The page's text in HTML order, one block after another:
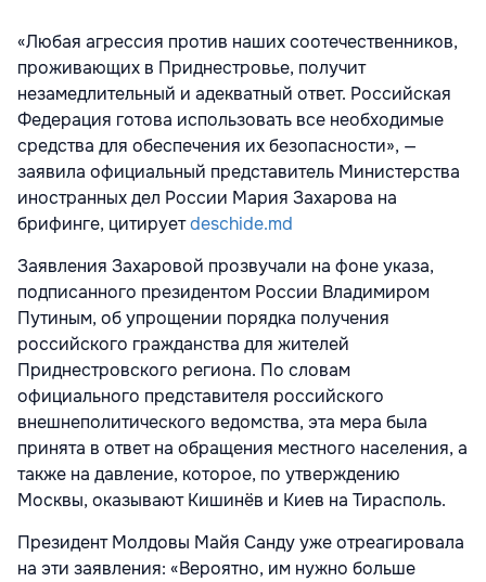
«Любая агрессия против наших соотечественников,
проживающих в Приднестровье, получит
незамедлительный и адекватный ответ. Российская
Федерация готова использовать все необходимые
средства для обеспечения их безопасности», —
заявила официальный представитель Министерства
иностранных дел России Мария Захарова на
брифинге, цитируетdeschide.md
Заявления Захаровой прозвучали на фоне указа,
подписанного президентом России Владимиром
Путиным, об упрощении порядка получения
российского гражданства для жителей
Приднестровского региона. По словам
официального представителя российского
внешнеполитического ведомства, эта мера была
принята в ответ на обращения местного населения, а
также на давление, которое, по утверждению
Москвы, оказывают Кишинёв и Киев на Тирасполь.
Президент Молдовы Майя Санду уже отреагировала
на эти заявления: «Вероятно, им нужно больше